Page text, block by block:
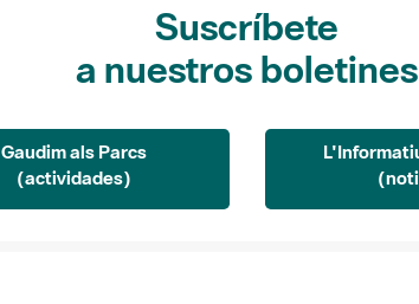
Suscríbete
a nuestros boletines
Gaudim als Parcs
(actividades)